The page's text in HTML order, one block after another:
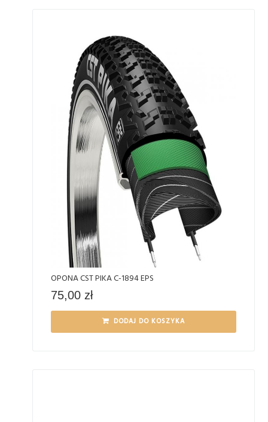
OPONA CST PIKA C-1894 EPS
75,00 zł
DODAJ DO KOSZYKA